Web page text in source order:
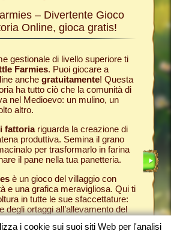
– Divertente Gioco
Online, gioca gratis!
gestionale di livello superiore ti
Farmies. Puoi giocare a
anche gratuitamente! Questa
ha tutto ciò che la comunità di
nel Medioevo: un mulino, un
altro.
fattoriariguarda la creazione di
produttiva. Semina il grano
per trasformarlo in farina
il pane nella tua panetteria.
è un gioco del villaggio con
e una grafica meravigliosa. Qui ti
in tutte le sue sfaccettature:
degli ortaggi all’allevamento del
Tutto
nella
Per
nella
Come
ti
che
gran
creato
My
gioco
i cookie sui suoi siti Web per l'analisi